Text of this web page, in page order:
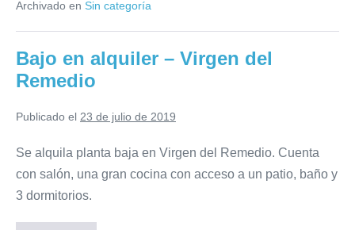
Pola
Archivado en Sin categoría
Bajo en alquiler – Virgen del
Remedio
Publicado el 23 de julio de 2019
Se alquila planta baja en Virgen del Remedio. Cuenta
con salón, una gran cocina con acceso a un patio, baño y
3 dormitorios.